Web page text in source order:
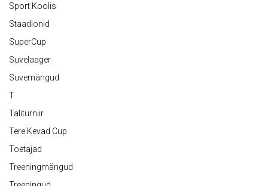
Sport Koolis
Staadionid
SuperCup
Suvelaager
Suvemängud
T
Taliturniir
Tere Kevad Cup
Toetajad
Treeningmängud